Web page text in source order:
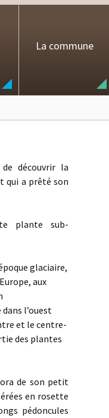
La commune
découvrir la
qui a prêté son
plante sub-
glaciaire,
aux
l’ouest
et le centre-
des plantes
de son petit
en rosette
pédoncules